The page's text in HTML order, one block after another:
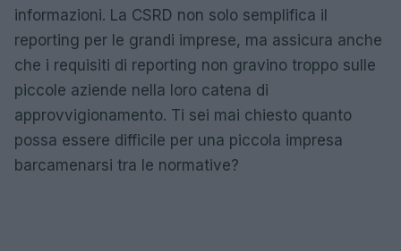
informazioni. La CSRD non solo semplifica il
reporting per le grandi imprese, ma assicura anche
che i requisiti di reporting non gravino troppo sulle
piccole aziende nella loro catena di
approvvigionamento. Ti sei mai chiesto quanto
possa essere difficile per una piccola impresa
barcamenarsi tra le normative?